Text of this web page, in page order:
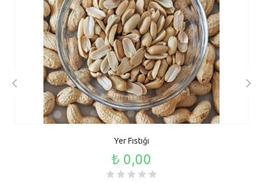
Yer Fıstığı
₺ 0,00